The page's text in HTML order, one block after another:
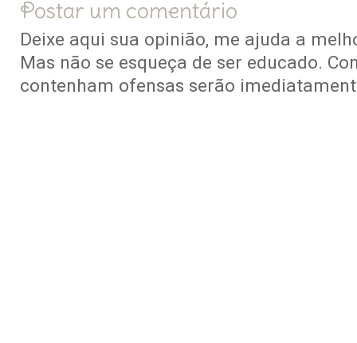
Postar um comentário
Deixe aqui sua opinião, me ajuda a
Mas não se esqueça de ser educado.
contenham ofensas serão